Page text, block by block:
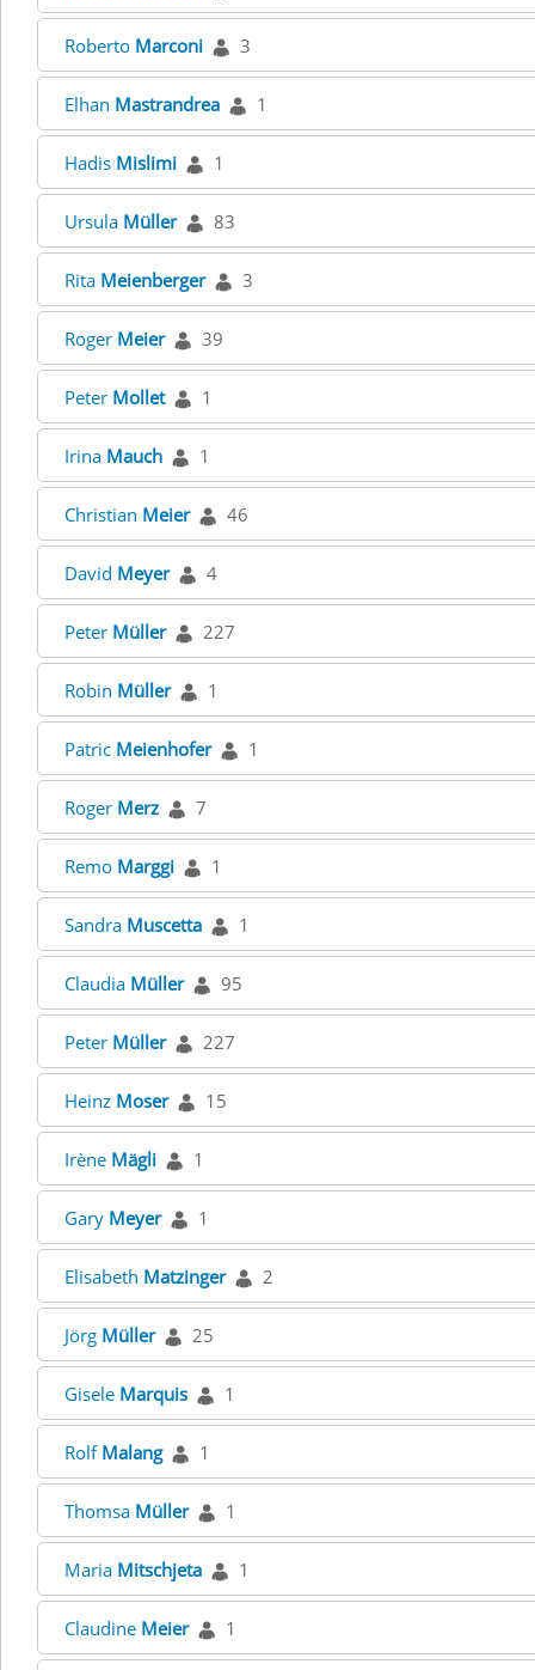
Roberto Marconi 3
Elhan Mastrandrea 1
Hadis Mislimi 1
Ursula Müller 83
Rita Meienberger 3
Roger Meier 39
Peter Mollet 1
Irina Mauch 1
Christian Meier 46
David Meyer 4
Peter Müller 227
Robin Müller 1
Patric Meienhofer 1
Roger Merz 7
Remo Marggi 1
Sandra Muscetta 1
Claudia Müller 95
Peter Müller 227
Heinz Moser 15
Irène Mägli 1
Gary Meyer 1
Elisabeth Matzinger 2
Jörg Müller 25
Gisele Marquis 1
Rolf Malang 1
Thomsa Müller 1
Maria Mitschjeta 1
Claudine Meier 1